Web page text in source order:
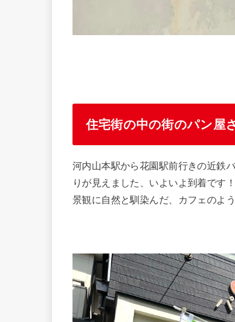
住宅街の中の街のパン屋
河内山本駅から花園駅前行きの近鉄
りが見えました、いよいよ到着です！
景観に自然と馴染んだ、カフェのよ